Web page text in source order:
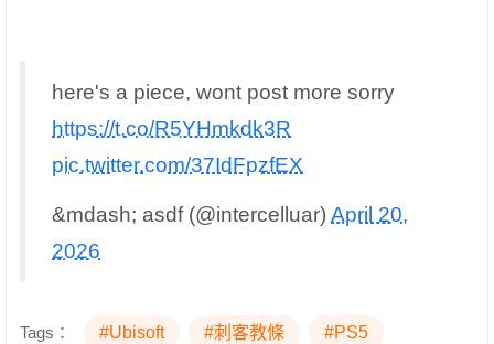
here's a piece, wont post more sorry
https://t.co/R5YHmkdk3R
pic.twitter.com/37IdFpzfEX
&mdash; asdf (@intercelluar) April 20,
2026
Tags： #Ubisoft #刺客教條 #PS5